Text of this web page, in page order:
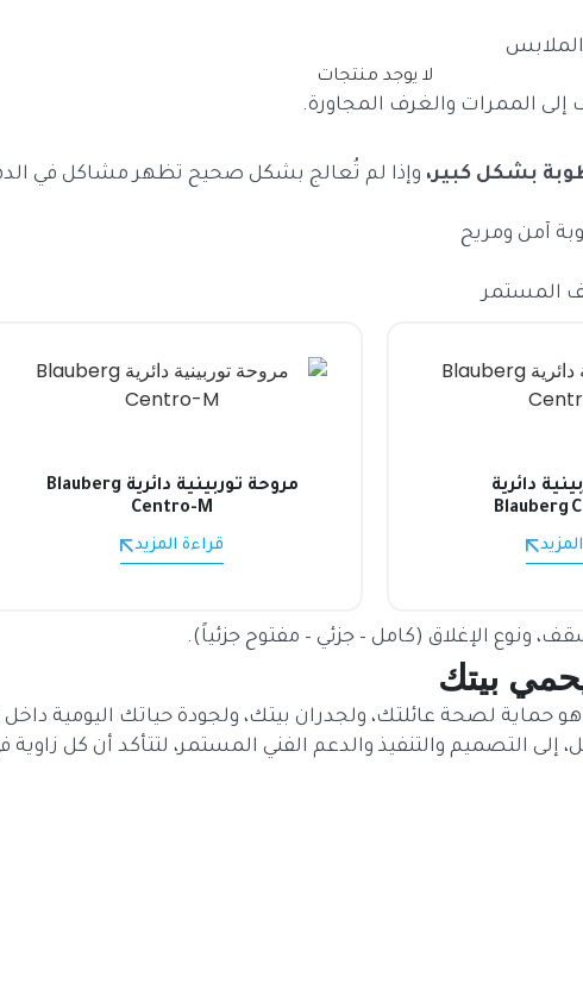
لا يوجد منتجات
الممرات والغرف المجاورة.
بشكل كبير، وإذا لم تُعالج بشكل صحيح تظهر مشاكل في
المستمر
دائرية
Blauberg
مروحة توربينية دائرية Blauberg
Centro-M
قراءة المزيد
الإغلاق (كامل – جزئي – مفتوح جزئياً).
بيتك
لصحة عائلتك، ولجدران بيتك، ولجودة حياتك اليومية داخل
إلى التصميم والتنفيذ والدعم الفني المستمر، لتتأكد أن كل زاوية